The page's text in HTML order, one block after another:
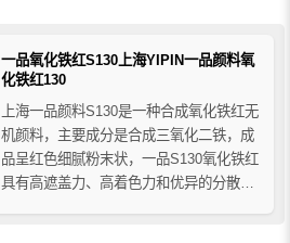
能与施工流变性...
一品氧化铁红S130上海YIPIN一品颜料氧
化铁红130
上海一品颜料S130是一种合成氧化铁红无
机颜料，主要成分是合成三氧化二铁，成
品呈红色细腻粉末状，一品S130氧化铁红
具有高遮盖力、高着色力和优异的分散